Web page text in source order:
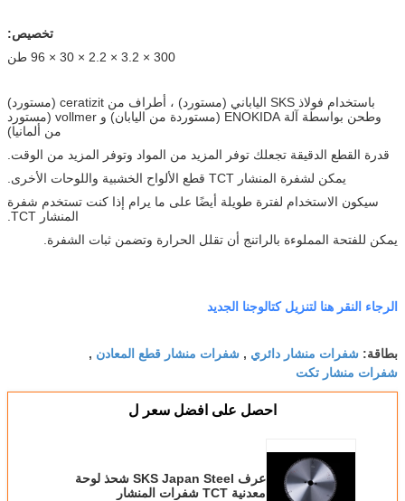
تخصيص:
300 × 3.2 × 2.2 × 30 × 96 طن
باستخدام فولاذ SKS الياباني (مستورد) ، أطراف من ceratizit (مستورد)
وطحن بواسطة آلة ENOKIDA (مستوردة من اليابان) و vollmer (مستورد
من ألمانيا)
قدرة القطع الدقيقة تجعلك توفر المزيد من المواد وتوفر المزيد من الوقت.
يمكن لشفرة المنشار TCT قطع الألواح الخشبية واللوحات الأخرى.
سيكون الاستخدام لفترة طويلة أيضًا على ما يرام إذا كنت تستخدم شفرة
المنشار TCT.
يمكن للفتحة المملوءة بالراتنج أن تقلل الحرارة وتضمن ثبات الشفرة.
الرجاء النقر هنا لتنزيل كتالوجنا الجديد
بطاقة: شفرات منشار دائري , شفرات منشار قطع المعادن ,
شفرات منشار تكت
احصل على افضل سعر ل
عرف SKS Japan Steel شحذ لوحة
معدنية TCT شفرات المنشار